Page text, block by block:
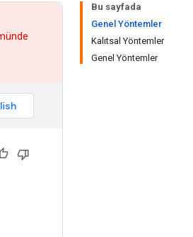
Bu sayfada
Genel Yöntemler
Kalıtsal Yöntemler
Genel Yöntemler